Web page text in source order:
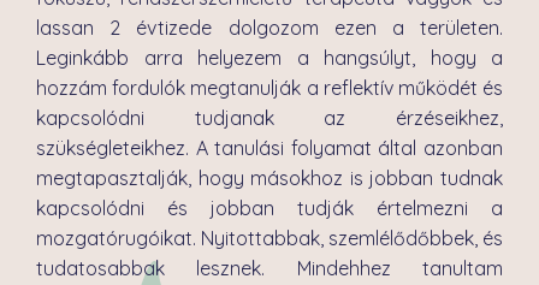
lassan 2 évtizede dolgozom ezen a területen.
Leginkább arra helyezem a hangsúlyt, hogy a
hozzám fordulók megtanulják a reflektív működét és
kapcsolódni tudjanak az érzéseikhez,
szükségleteikhez. A tanulási folyamat által azonban
megtapasztalják, hogy másokhoz is jobban tudnak
kapcsolódni és jobban tudják értelmezni a
mozgatórugóikat. Nyitottabbak, szemlélődőbbek, és
tudatosabbak lesznek. Mindehhez tanultam